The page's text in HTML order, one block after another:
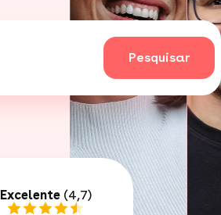
Pesquisar
Excelente(4,7)